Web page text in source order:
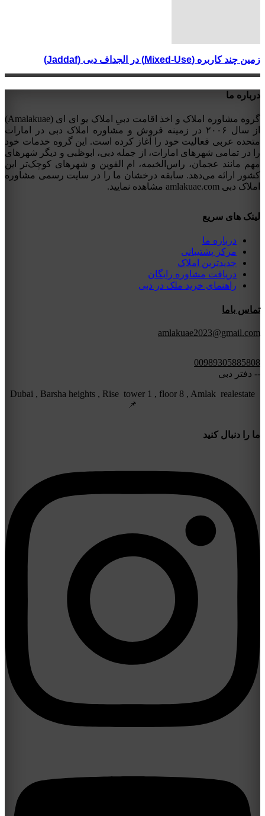
زمین چند کاربره (Mixed-Use) در الجداف دبی (Jaddaf)
درباره ما
گروه مشاوره املاک و اخذ اقامت دبیِ املاک یو ای ای (Amalakuae)
از سال ۲۰۰۶ در زمینه فروش و مشاوره املاک دبی در امارات
متحده عربی فعالیت خود را آغاز کرده است. این گروه خدمات خود
را در تمامی شهرهای امارات، از جمله دبی، ابوظبی و دیگر شهرهای
مهم مانند عجمان، راس‌الخیمه، ام القوین و شهرهای کوچک‌تر این
کشور ارائه می‌دهد. سابقه درخشان ما را در سایت رسمی مشاوره
املاک دبی amlakuae.com مشاهده نمایید.
لینک های سریع
درباره ما
مرکز پشتیبانی
جدیدترین املاک
دریافت مشاوره رایگان
راهنمای خرید ملک در دبی
تماس باما
amlakuae2023@gmail.com
00989305885808
-- دفتر دبی
Dubai , Barsha heights , Rise tower 1 , floor 8 , Amlak realestate
📌
ما را دنبال کنید